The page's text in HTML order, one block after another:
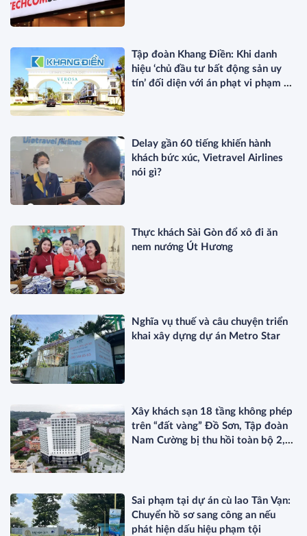
Tập đoàn Khang Điền: Khi danh
hiệu ‘chủ đầu tư bất động sản uy
tín’ đối diện với án phạt vi phạm về
Delay gần 60 tiếng khiến hành
khách bức xúc, Vietravel Airlines
nói gì?
Thực khách Sài Gòn đổ xô đi ăn
nem nướng Út Hương
Nghĩa vụ thuế và câu chuyện triển
khai xây dựng dự án Metro Star
Xây khách sạn 18 tầng không phép
trên “đất vàng” Đồ Sơn, Tập đoàn
Nam Cường bị thu hồi toàn bộ 2,5
Sai phạm tại dự án cù lao Tân Vạn:
Chuyển hồ sơ sang công an nếu
phát hiện dấu hiệu phạm tội